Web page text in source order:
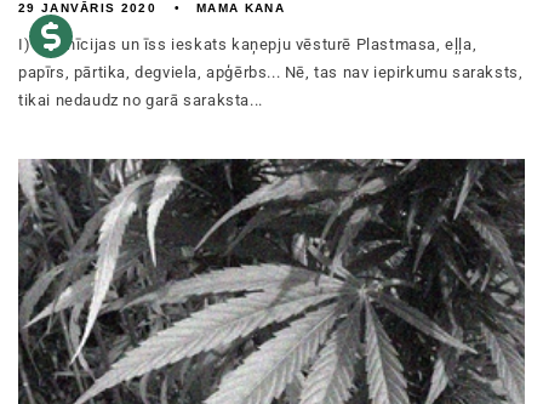
29 JANVĀRIS 2020 MAMA KANA
I) Definīcijas un īss ieskats kaņepju vēsturē Plastmasa, eļļa,
papīrs, pārtika, degviela, apģērbs... Nē, tas nav iepirkumu saraksts,
tikai nedaudz no garā saraksta...